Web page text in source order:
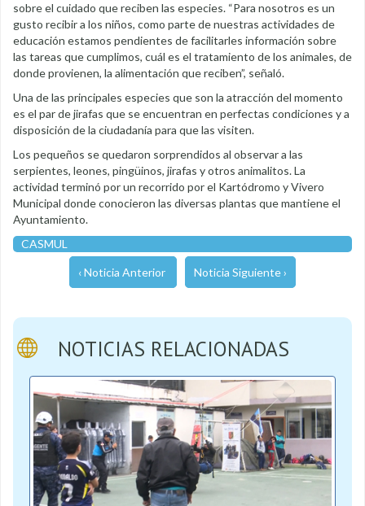
sobre el cuidado que reciben las especies. “Para nosotros es un
gusto recibir a los niños, como parte de nuestras actividades de
educación estamos pendientes de facilitarles información sobre
las tareas que cumplimos, cuál es el tratamiento de los animales, de
donde provienen, la alimentación que reciben”, señaló.
Una de las principales especies que son la atracción del momento
es el par de jirafas que se encuentran en perfectas condiciones y a
disposición de la ciudadanía para que las visiten.
Los pequeños se quedaron sorprendidos al observar a las
serpientes, leones, pingüinos, jirafas y otros animalitos. La
actividad terminó por un recorrido por el Kartódromo y Vivero
Municipal donde conocieron las diversas plantas que mantiene el
Ayuntamiento.
CASMUL
‹ Noticia Anterior Noticia Siguiente ›
NOTICIAS RELACIONADAS